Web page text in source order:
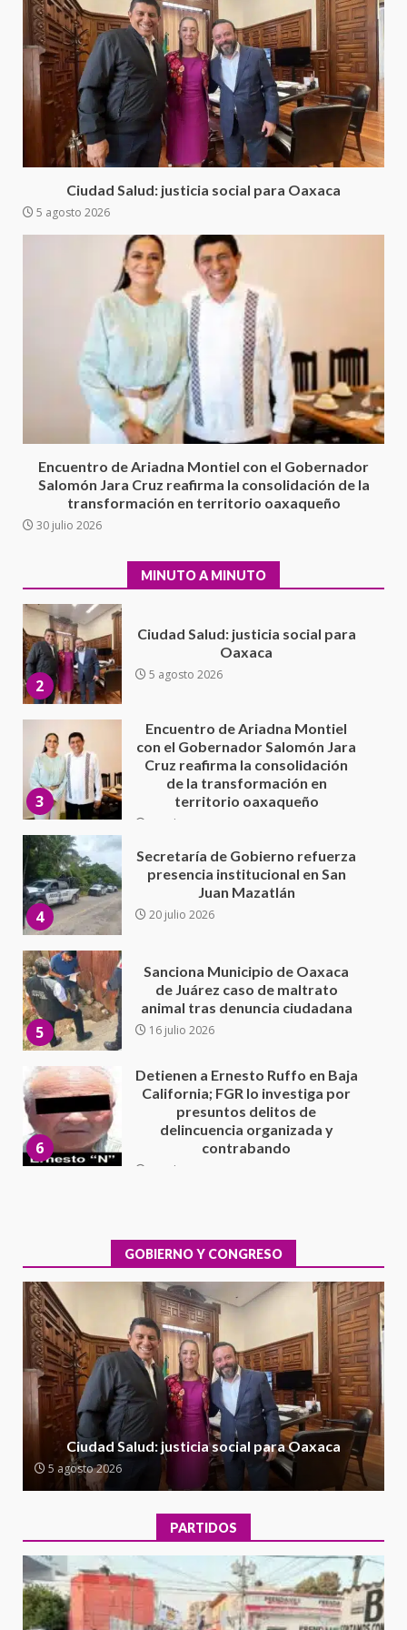
Ciudad Salud: justicia social para Oaxaca
5 agosto 2026
Encuentro de Ariadna Montiel con el Gobernador
Salomón Jara Cruz reafirma la consolidación de la
transformación en territorio oaxaqueño
30 julio 2026
MINUTO A MINUTO
5
Sanciona Municipio de Oaxaca
de Juárez caso de maltrato
animal tras denuncia ciudadana
16 julio 2026
Detienen a Ernesto Ruffo en Baja
California; FGR lo investiga por
presuntos delitos de
16 julio 2026
Sin paso carretera Oaxaca-
Cuacnopalan
26 junio 2026
Exhorta Poder Legislativo al
IEEPO y al Iocied a realizar una
evaluación técnica y estructural
integral de las instalaciones de la
Moisés Sáenz Garza
5 agosto 2026
5 agosto 2026
3
con el Gobernador Salomón Jara
Cruz reafirma la consolidación
de la transformación en
4
Secretaría de Gobierno refuerza
presencia institucional en San
Juan Mazatlán
20 julio 2026
5
Sanciona Municipio de Oaxaca
de Juárez caso de maltrato
animal tras denuncia ciudadana
16 julio 2026
6
California; FGR lo investiga por
presuntos delitos de
delincuencia organizada y
contrabando
7
Sin paso carretera Oaxaca-
Cuacnopalan
26 junio 2026
1
integral de las instalaciones de la
Escuela Secundaria General
Moisés Sáenz Garza
5 agosto 2026
2
Ciudad Salud: justicia social para
Oaxaca
5 agosto 2026
3
Encuentro de Ariadna Montiel
con el Gobernador Salomón Jara
Cruz reafirma la consolidación
de la transformación en
territorio oaxaqueño
30 julio 2026
4
presencia institucional en San
Juan Mazatlán
20 julio 2026
GOBIERNO Y CONGRESO
Ciudad Salud: justicia social para Oaxaca
5 agosto 2026
PARTIDOS